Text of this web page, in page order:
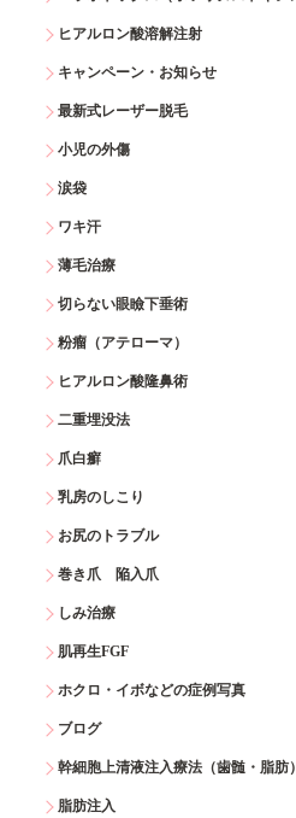
ヒアルロン酸溶解注射
キャンペーン・お知らせ
最新式レーザー脱毛
小児の外傷
涙袋
ワキ汗
薄毛治療
切らない眼瞼下垂術
粉瘤（アテローマ）
ヒアルロン酸隆鼻術
二重埋没法
爪白癬
乳房のしこり
お尻のトラブル
巻き爪 陥入爪
しみ治療
肌再生FGF
ホクロ・イボなどの症例写真
ブログ
幹細胞上清液注入療法（歯髄・脂肪）
脂肪注入